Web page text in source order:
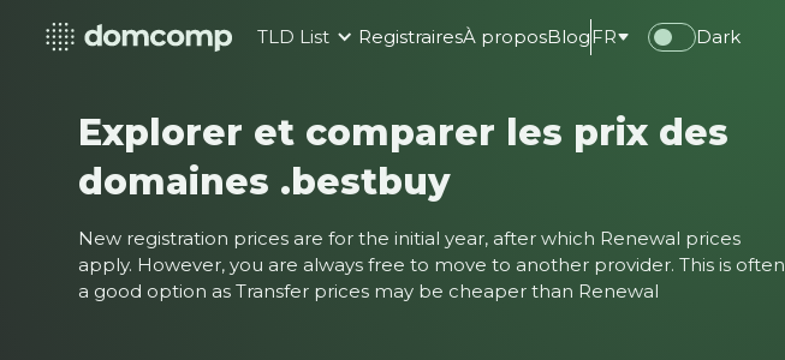
TLD List RegistrairesÀ proposBlog FR Dark
Explorer et comparer les prix des
domaines .bestbuy
New registration prices are for the initial year, after which Renewal prices
apply. However, you are always free to move to another provider. This is often
a good option as Transfer prices may be cheaper than Renewal